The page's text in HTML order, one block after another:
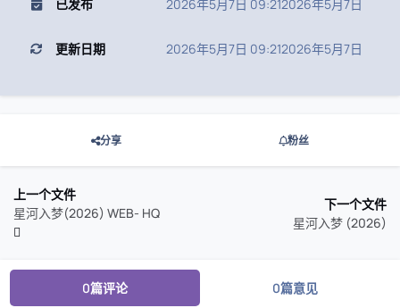
已发布 2026年5月7日 09:212026年5月7日
更新日期 2026年5月7日 09:212026年5月7日
分享 粉丝
上一个文件
星河入梦(2026) WEB- HQ
下一个文件
星河入梦 (2026)
0篇评论 0篇意见